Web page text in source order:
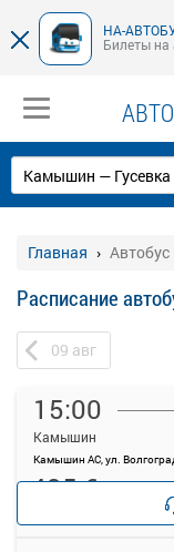
НА-
Билеты на
Главная
Расписание
09 авг
15:00
Камышин
435.6